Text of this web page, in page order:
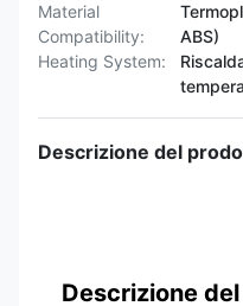
Material
Compatibility:
ABS)
Heating System:
Descrizione del
Descrizione